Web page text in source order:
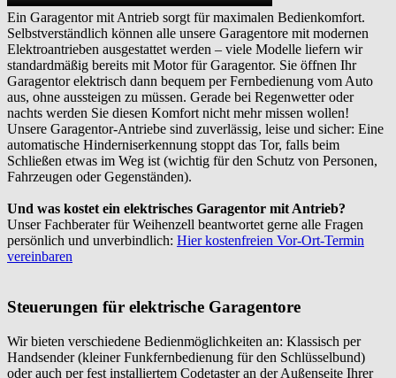
Ein Garagentor mit Antrieb sorgt für maximalen Bedienkomfort.
Selbstverständlich können alle unsere Garagentore mit modernen
Elektroantrieben ausgestattet werden – viele Modelle liefern wir
standardmäßig bereits mit Motor für Garagentor. Sie öffnen Ihr
Garagentor elektrisch dann bequem per Fernbedienung vom Auto
aus, ohne aussteigen zu müssen. Gerade bei Regenwetter oder
nachts werden Sie diesen Komfort nicht mehr missen wollen!
Unsere Garagentor-Antriebe sind zuverlässig, leise und sicher: Eine
automatische Hinderniserkennung stoppt das Tor, falls beim
Schließen etwas im Weg ist (wichtig für den Schutz von Personen,
Fahrzeugen oder Gegenständen).
Und was kostet ein elektrisches Garagentor mit Antrieb?
Unser Fachberater für Weihenzell beantwortet gerne alle Fragen
persönlich und unverbindlich: Hier kostenfreien Vor-Ort-Termin
vereinbaren
Steuerungen für elektrische Garagentore
Wir bieten verschiedene Bedienmöglichkeiten an: Klassisch per
Handsender (kleiner Funkfernbedienung für den Schlüsselbund)
oder auch per fest installiertem Codetaster an der Außenseite Ihrer